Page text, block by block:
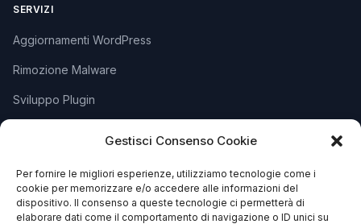
Gestisci Consenso Cookie
Per fornire le migliori esperienze, utilizziamo tecnologie come i
cookie per memorizzare e/o accedere alle informazioni del
dispositivo. Il consenso a queste tecnologie ci permetterà di
elaborare dati come il comportamento di navigazione o ID unici su
SERVIZI
Aggiornamenti WordPress
Rimozione Malware
Sviluppo Plugin
SUPPORTO
Apri Ticket